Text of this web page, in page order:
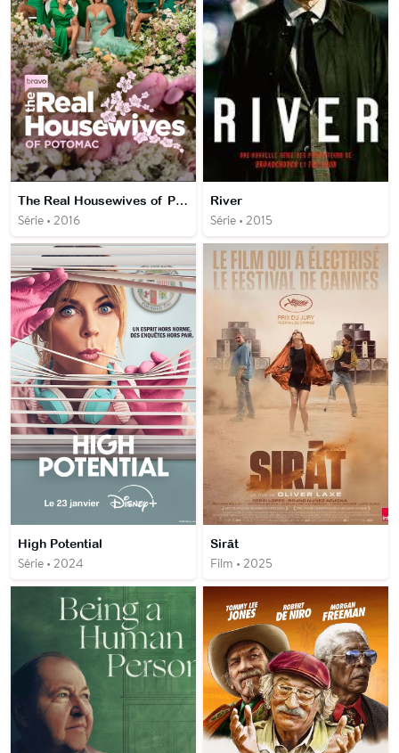
The Real Housewives of Potomac
Série • 2016
River
Série • 2015
High Potential
Série • 2024
Sirāt
Film • 2025